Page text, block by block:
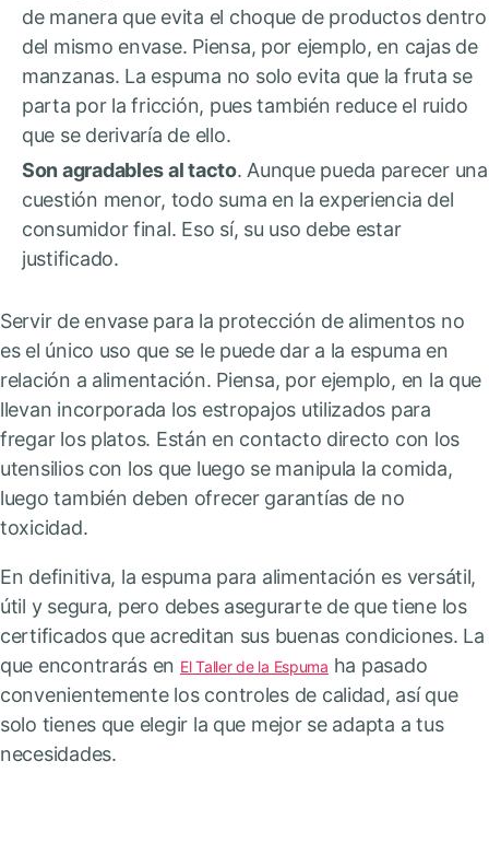
de manera que evita el choque de productos dentro
del mismo envase. Piensa, por ejemplo, en cajas de
manzanas. La espuma no solo evita que la fruta se
parta por la fricción, pues también reduce el ruido
que se derivaría de ello.
Son agradables al tacto. Aunque pueda parecer una
cuestión menor, todo suma en la experiencia del
consumidor final. Eso sí, su uso debe estar
justificado.
Servir de envase para la protección de alimentos no
es el único uso que se le puede dar a la espuma en
relación a alimentación. Piensa, por ejemplo, en la que
llevan incorporada los estropajos utilizados para
fregar los platos. Están en contacto directo con los
utensilios con los que luego se manipula la comida,
luego también deben ofrecer garantías de no
toxicidad.
En definitiva, la espuma para alimentación es versátil,
útil y segura, pero debes asegurarte de que tiene los
certificados que acreditan sus buenas condiciones. La
que encontrarás en El Taller de la Espuma ha pasado
convenientemente los controles de calidad, así que
solo tienes que elegir la que mejor se adapta a tus
necesidades.